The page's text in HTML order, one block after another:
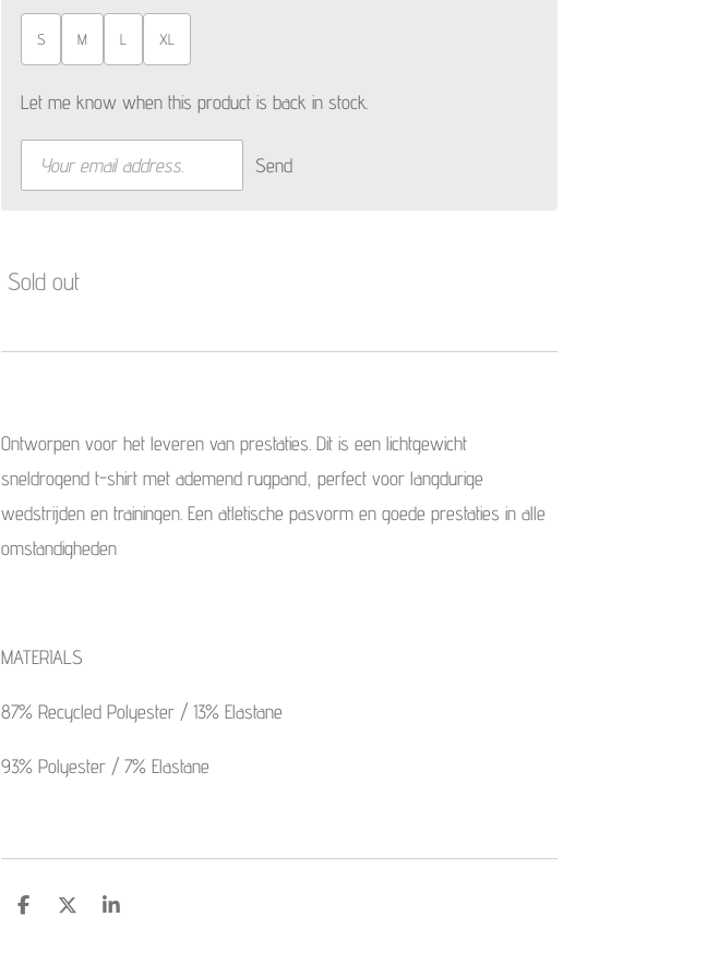
S M L XL
Let me know when this product is back in stock.
Send
Sold out
Ontworpen voor het leveren van prestaties. Dit is een lichtgewicht
sneldrogend t-shirt met ademend rugpand, perfect voor langdurige
wedstrijden en trainingen. Een atletische pasvorm en goede prestaties in alle
omstandigheden
MATERIALS
87% Recycled Polyester / 13% Elastane
93% Polyester / 7% Elastane
S
S
S